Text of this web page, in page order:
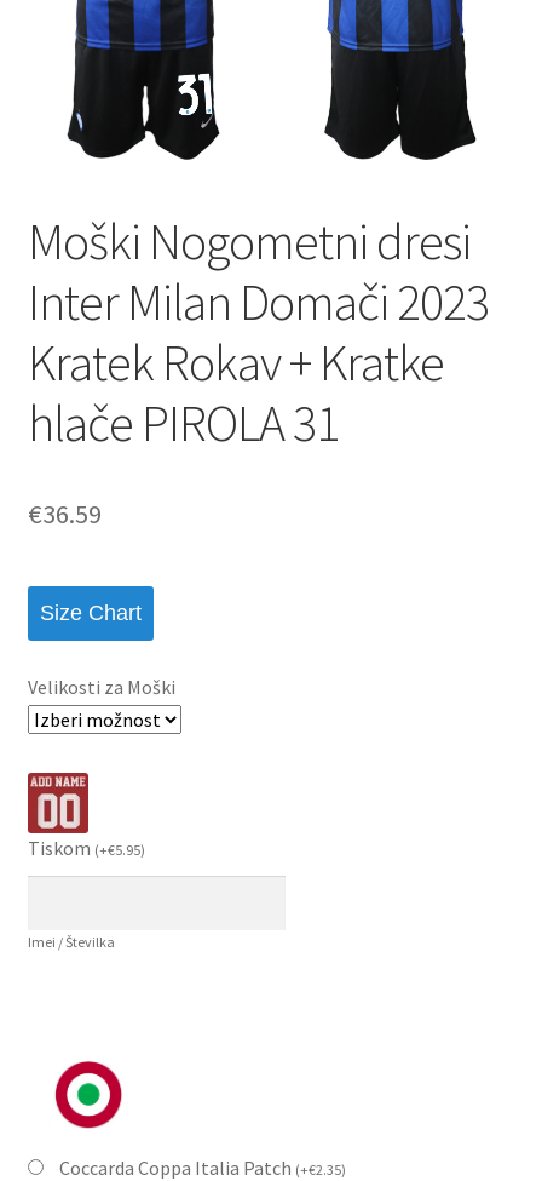
Moški Nogometni dresi
Inter Milan Domači 2023
Kratek Rokav + Kratke
hlače PIROLA 31
€36.59
Size Chart
Velikosti za Moški
Tiskom (+€5.95)
Imei / Številka
Coccarda Coppa Italia Patch (+€2.35)